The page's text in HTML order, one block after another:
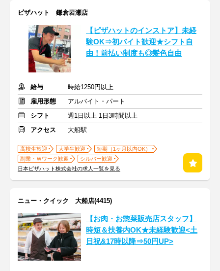
ピザハット 鎌倉岩瀬店
【ピザハットのインストア】未経
験OK⇒初バイト歓迎★シフト自
由！前払い制度も◎髪色自由
給与
時給1250円以上
雇用形態
アルバイト・パート
シフト
週1日以上 1日3時間以上
アクセス
大船駅
高校生歓迎 大学生歓迎
短期（1ヶ月以内OK）
副業・Ｗワーク歓迎
シルバー歓迎
日本ピザハット株式会社の求人一覧を見る
ニュー・クイック 大船店(4415)
【お肉・お惣菜販売店スタッフ】
時短＆扶養内OK★未経験歓迎<土
日祝&17時以降⇒50円UP>